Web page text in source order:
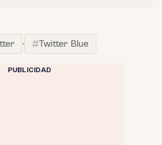
· Twitter Blue
PUBLICIDAD